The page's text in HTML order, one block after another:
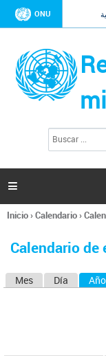
ONU
l
s

Se
usted
Inicio›Calendario›
Calendario de
Mes Día Año